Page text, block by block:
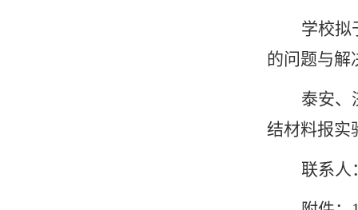
学校拟
的问题与解
泰安、
结材料报实
联系人